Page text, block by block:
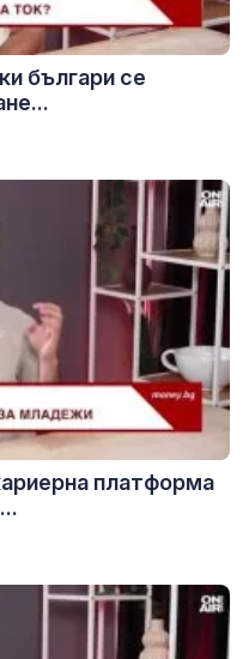
българи се
платформа